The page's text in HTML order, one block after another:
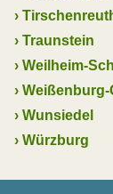
›
› Traunstein
› Weilheim-
›
› Wunsiedel
› Würzburg